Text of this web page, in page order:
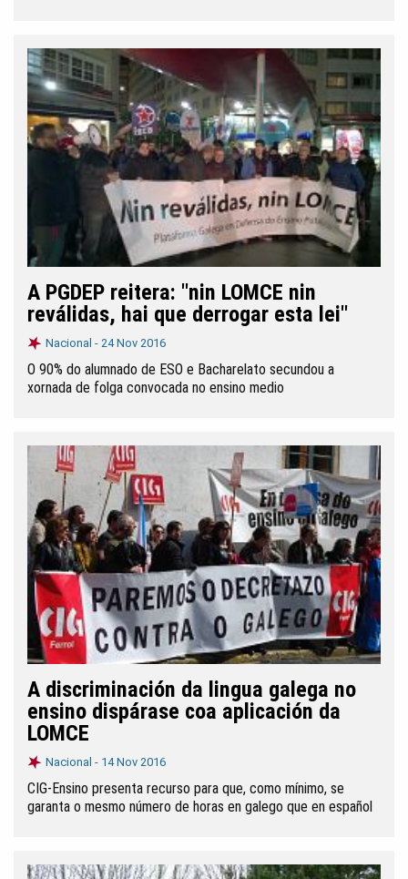
A PGDEP reitera: "nin LOMCE nin
reválidas, hai que derrogar esta lei"
Nacional - 24 Nov 2016
O 90% do alumnado de ESO e Bacharelato secundou a
xornada de folga convocada no ensino medio
A discriminación da lingua galega no
ensino dispárase coa aplicación da
LOMCE
Nacional - 14 Nov 2016
CIG-Ensino presenta recurso para que, como mínimo, se
garanta o mesmo número de horas en galego que en español